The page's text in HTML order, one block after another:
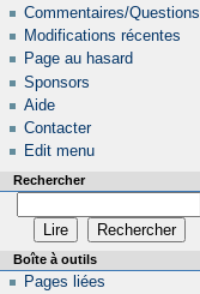
Commentaires/Questions
Modifications récentes
Page au hasard
Sponsors
Aide
Contacter
Edit menu
Rechercher
Boîte à outils
Pages liées